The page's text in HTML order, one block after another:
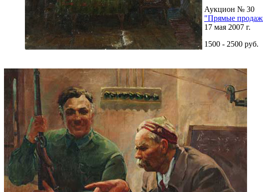
Аукцион № 30
"Прямые
17 мая 2007 г.
1500 - 2500 руб.